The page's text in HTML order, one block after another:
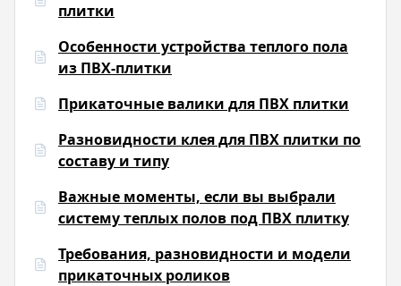
плитки
Особенности устройства теплого пола
из ПВХ-плитки
Прикаточные валики для ПВХ плитки
Разновидности клея для ПВХ плитки по
составу и типу
Важные моменты, если вы выбрали
систему теплых полов под ПВХ плитку
Требования, разновидности и модели
прикаточных роликов